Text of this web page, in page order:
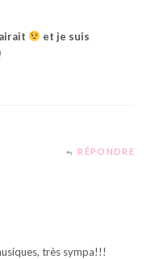
et je suis
RÉPONDRE
très sympa!!!